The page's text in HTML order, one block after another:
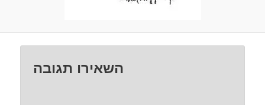
השאירו תגובה